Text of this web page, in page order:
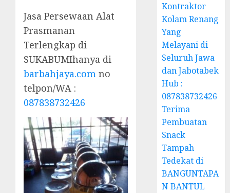
Jasa Persewaan Alat
Prasmanan
Terlengkap di
SUKABUMIhanya di
barbahjaya.com no
telpon/WA :
087838732426
Kontraktor
Kolam Renang
Yang
Melayani di
Seluruh Jawa
dan Jabotabek
Hub :
087838732426
Terima
Pembuatan
Snack
Tampah
Tedekat di
BANGUNTAPA
N BANTUL